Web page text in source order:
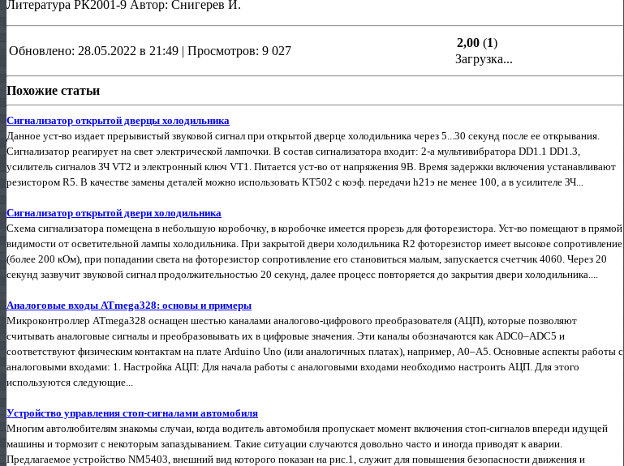
Литература РК2001-9 Автор: Снигерев И.
Обновлено: 28.05.2022 в 21:49 | Просмотров: 9 027
2,00 (1)
Загрузка...
Похожие статьи
Сигнализатор открытой дверцы холодильника
Данное уст-во издает прерывистый звуковой сигнал при открытой дверце холодильника через 5...30 секунд после ее открывания.
Сигнализатор реагирует на свет электрической лампочки. В состав сигнализатора входит: 2-а мультивибратора DD1.1 DD1.3,
усилитель сигналов ЗЧ VT2 и электронный ключ VT1. Питается уст-во от напряжения 9В. Время задержки включения устанавливают
резистором R5. В качестве замены деталей можно использовать КТ502 с коэф. передачи h21э не менее 100, а в усилителе ЗЧ...
Сигнализатор открытой двери холодильника
Схема сигнализатора помещена в небольшую коробочку, в коробочке имеется прорезь для фоторезистора. Уст-во помещают в прямой
видимости от осветительной лампы холодильника. При закрытой двери холодильника R2 фоторезистор имеет высокое сопротивление
(более 200 кОм), при попадании света на фоторезистор сопротивление его становиться малым, запускается счетчик 4060. Через 20
секунд зазвучит звуковой сигнал продолжительностью 20 секунд, далее процесс повторяется до закрытия двери холодильника....
Аналоговые входы ATmega328: основы и примеры
Микроконтроллер ATmega328 оснащен шестью каналами аналогово-цифрового преобразователя (АЦП), которые позволяют
считывать аналоговые сигналы и преобразовывать их в цифровые значения. Эти каналы обозначаются как ADC0–ADC5 и
соответствуют физическим контактам на плате Arduino Uno (или аналогичных платах), например, A0–A5. Основные аспекты работы с
аналоговыми входами: 1. Настройка АЦП: Для начала работы с аналоговыми входами необходимо настроить АЦП. Для этого
используются следующие...
Устройство управления стоп-сигналами автомобиля
Многим автолюбителям знакомы случаи, когда водитель автомобиля пропускает момент включения стоп-сигналов впереди идущей
машины и тормозит с некоторым запаздыванием. Такие ситуации случаются довольно часто и иногда приводят к аварии.
Предлагаемое устройство NM5403, внешний вид которого показан на рис.1, служит для повышения безопасности движения и